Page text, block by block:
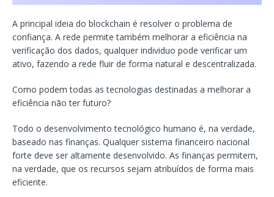
A principal ideia do blockchain é resolver o problema de
confiança. A rede permite também melhorar a eficiência na
verificação dos dados, qualquer individuo pode verificar um
ativo, fazendo a rede fluir de forma natural e descentralizada.
Como podem todas as tecnologias destinadas a melhorar a
eficiência não ter futuro?
Todo o desenvolvimento tecnológico humano é, na verdade,
baseado nas finanças. Qualquer sistema financeiro nacional
forte deve ser altamente desenvolvido. As finanças permitem,
na verdade, que os recursos sejam atribuídos de forma mais
eficiente.